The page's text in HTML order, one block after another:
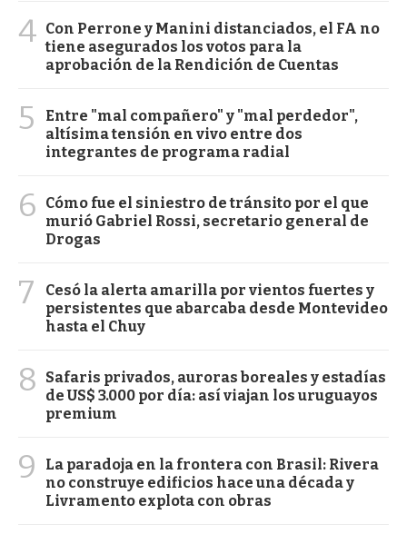
4 Con Perrone y Manini distanciados, el FA no
tiene asegurados los votos para la
aprobación de la Rendición de Cuentas
5
Entre "mal compañero" y "mal perdedor",
altísima tensión en vivo entre dos
integrantes de programa radial
6
Cómo fue el siniestro de tránsito por el que
murió Gabriel Rossi, secretario general de
Drogas
7
Cesó la alerta amarilla por vientos fuertes y
persistentes que abarcaba desde Montevideo
hasta el Chuy
8
Safaris privados, auroras boreales y estadías
de US$ 3.000 por día: así viajan los uruguayos
premium
9
La paradoja en la frontera con Brasil: Rivera
no construye edificios hace una década y
Livramento explota con obras